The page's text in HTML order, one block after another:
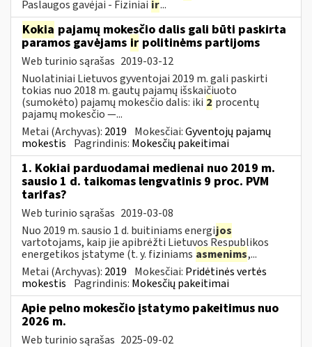
Paslaugos gavėjai - Fiziniai ir...
Kokia pajamų mokesčio dalis gali būti paskirta
paramos gavėjams ir politinėms partijoms
Web turinio sąrašas 2019-03-12
Nuolatiniai Lietuvos gyventojai 2019 m. gali paskirti
tokias nuo 2018 m. gautų pajamų išskaičiuoto
(sumokėto) pajamų mokesčio dalis: iki 2 procentų
pajamų mokesčio —...
Metai (Archyvas): 2019 Mokesčiai:Gyventojų pajamų
mokestis Pagrindinis: Mokesčių pakeitimai
1. Kokiai parduodamai medienai nuo 2019 m.
sausio 1 d. taikomas lengvatinis 9 proc. PVM
tarifas?
Web turinio sąrašas 2019-03-08
Nuo 2019 m. sausio 1 d. buitiniams energijos
vartotojams, kaip jie apibrėžti Lietuvos Respublikos
energetikos įstatyme (t. y. fiziniams asmenims,...
Metai (Archyvas): 2019 Mokesčiai: Pridėtinės vertės
mokestis Pagrindinis: Mokesčių pakeitimai
Apie pelno mokesčio įstatymo pakeitimus nuo
2026 m.
Web turinio sąrašas 2025-09-02